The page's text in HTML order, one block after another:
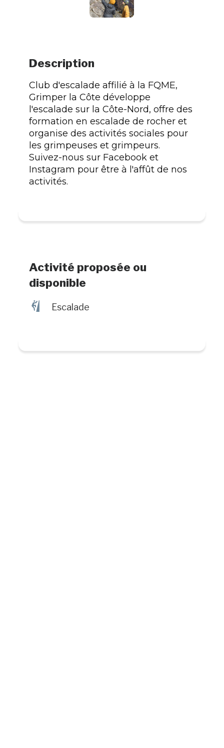
Description
Club d'escalade affilié à la FQME,
Grimper la Côte développe
l'escalade sur la Côte-Nord, offre des
formation en escalade de rocher et
organise des activités sociales pour
les grimpeuses et grimpeurs.
Suivez-nous sur Facebook et
Instagram pour être à l'affût de nos
activités.
Activité proposée ou
disponible
È Escalade